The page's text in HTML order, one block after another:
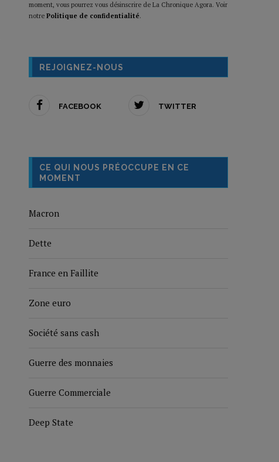
moment, vous pourrez vous désinscrire de La Chronique Agora. Voir
notre Politique de confidentialité.
REJOIGNEZ-NOUS
FACEBOOK TWITTER
CE QUI NOUS PRÉOCCUPE EN CE
MOMENT
Macron
Dette
France en Faillite
Zone euro
Société sans cash
Guerre des monnaies
Guerre Commerciale
Deep State